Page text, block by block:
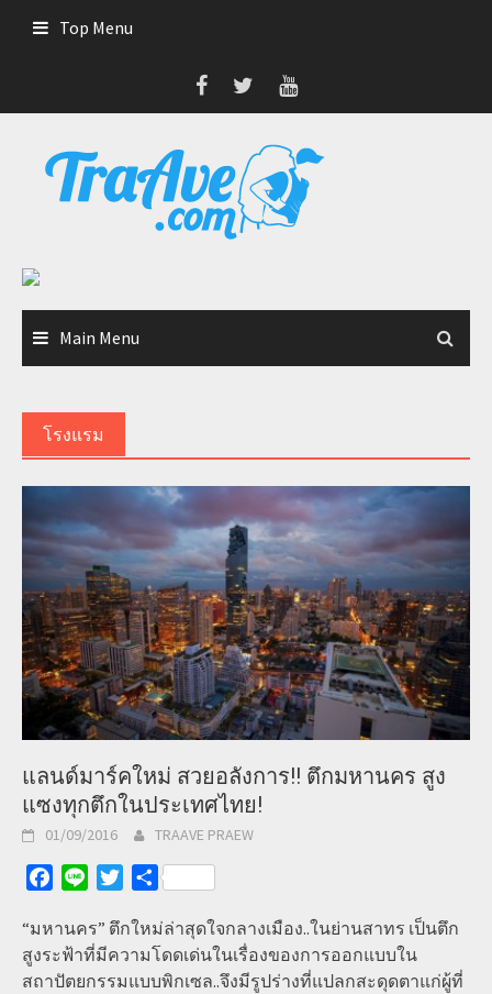
Top Menu
Main Menu
โรงแรม
แลนด์มาร์คใหม่ สวยอลังการ!! ตึกมหานคร สูง
แซงทุกตึกในประเทศไทย!
01/09/2016 TRAAVE PRAEW
Facebook
Line TwitterShare
“มหานคร” ตึกใหม่ล่าสุดใจกลางเมือง..ในย่านสาทร เป็นตึก
สูงระฟ้าที่มีความโดดเด่นในเรื่องของการออกแบบใน
สถาปัตยกรรมแบบพิกเซล..จึงมีรูปร่างที่แปลกสะดุดตาแก่ผู้ที่